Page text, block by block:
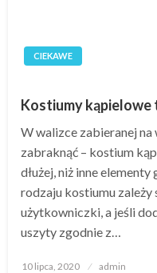
CIEKAWE
Kostiumy kąpielowe
W walizce zabieranej na
zabraknąć – kostium
dłużej, niż inne
rodzaju kostiumu zależy
użytkowniczki, a jeśli
uszyty zgodnie z…
Opublikowane
10 lipca, 2020 admin